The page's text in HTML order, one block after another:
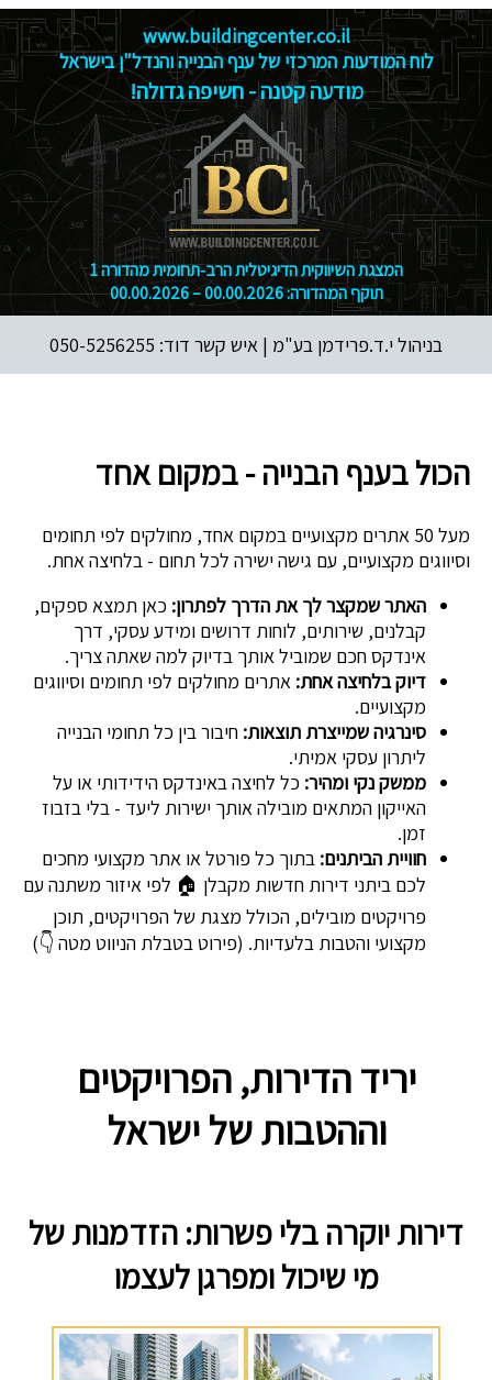
www.buildingcenter.co.il
לוח המודעות המרכזי של ענף הבנייה והנדל"ן בישראל
מודעה קטנה - חשיפה גדולה!
המצגת השיווקית הדיגיטלית הרב‑תחומית מהדורה 1
תוקף המהדורה: 00.00.2026 – 00.00.2026
בניהול י.ד.פרידמן בע"מ | איש קשר דוד: 050-5256255
הכול בענף הבנייה - במקום אחד
מעל 50 אתרים מקצועיים במקום אחד, מחולקים לפי תחומים
וסיווגים מקצועיים, עם גישה ישירה לכל תחום - בלחיצה אחת.
האתר שמקצר לך את הדרך לפתרון: כאן תמצא ספקים,
קבלנים, שירותים, לוחות דרושים ומידע עסקי, דרך
אינדקס חכם שמוביל אותך בדיוק למה שאתה צריך.
דיוק בלחיצה אחת: אתרים מחולקים לפי תחומים וסיווגים
מקצועיים.
סינרגיה שמייצרת תוצאות: חיבור בין כל תחומי הבנייה
ליתרון עסקי אמיתי.
ממשק נקי ומהיר: כל לחיצה באינדקס הידידותי או על
האייקון המתאים מובילה אותך ישירות ליעד - בלי בזבוז
זמן.
חוויית הביתנים: בתוך כל פורטל או אתר מקצועי מחכים
לכם ביתני דירות חדשות מקבלן 🏠 לפי איזור משתנה עם
פרויקטים מובילים, הכולל מצגת של הפרויקטים, תוכן
מקצועי והטבות בלעדיות. (פירוט בטבלת הניווט מטה 👇)
יריד הדירות, הפרויקטים
וההטבות של ישראל
דירות יוקרה בלי פשרות: הזדמנות של
מי שיכול ומפרגן לעצמו